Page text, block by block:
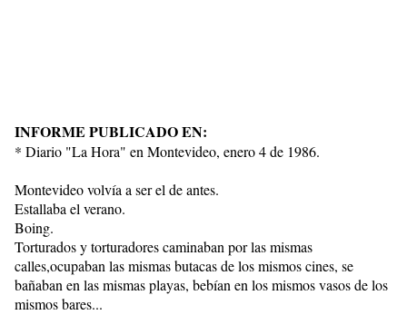
INFORME PUBLICADO EN:
* Diario "La Hora" en Montevideo, enero 4 de 1986.
Montevideo volvía a ser el de antes.
Estallaba el verano.
Boing.
Torturados y torturadores caminaban por las mismas
calles,ocupaban las mismas butacas de los mismos cines, se
bañaban en las mismas playas, bebían en los mismos vasos de los
mismos bares...